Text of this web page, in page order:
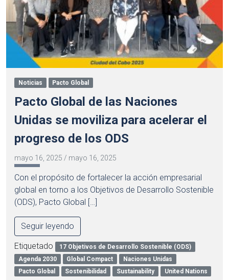
Noticias Pacto Global
Pacto Global de las Naciones
Unidas se moviliza para acelerar el
progreso de los ODS
mayo 16, 2025 / mayo 16, 2025
Con el propósito de fortalecer la acción empresarial
global en torno a los Objetivos de Desarrollo Sostenible
(ODS), Pacto Global […]
Seguir leyendo
Etiquetado
17 Objetivos de Desarrollo Sostenible (ODS)
Agenda 2030
Global Compact
Naciones Unidas
Pacto Global
Sostenibilidad Sustainability United Nations